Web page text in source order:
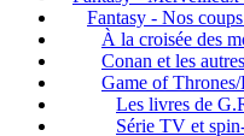
Fantasy - Nos
À la croisée des
Conan et les
Game of
Les livres de
Série TV et